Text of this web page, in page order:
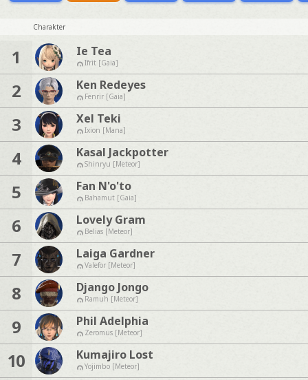
Charakter
1 Ie Tea
Ifrit [Gaia]
2 Ken Redeyes
Fenrir [Gaia]
3 Xel Teki
Ixion [Mana]
4 Kasal Jackpotter
Shinryu [Meteor]
5 Fan N'o'to
Bahamut [Gaia]
6 Lovely Gram
Belias [Meteor]
7 Laiga Gardner
Valefor [Meteor]
8 Django Jongo
Ramuh [Meteor]
9 Phil Adelphia
Zeromus [Meteor]
10 Kumajiro Lost
Yojimbo [Meteor]